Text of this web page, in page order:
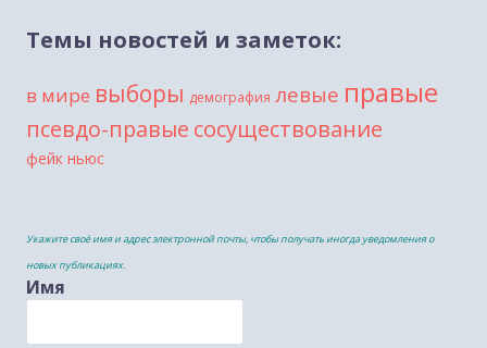
Темы новостей и заметок:
в мире выборы демография левые правые
псевдо-правые сосуществование
фейк ньюс
Укажите своё имя и адрес электронной почты, чтобы получать иногда уведомления о
новых публикациях.
Имя